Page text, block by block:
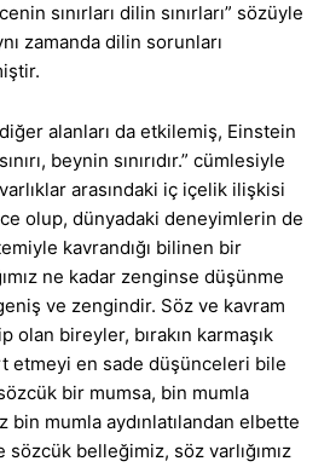
sınırları dilin sınırları” sözüyle
zamanda dilin sorunları
alanları da etkilemiş, Einstein
beynin sınırıdır.” cümlesiyle
arasındaki iç içelik ilişkisi
olup, dünyadaki deneyimlerin de
kavrandığı bilinen bir
ne kadar zenginse düşünme
ve zengindir. Söz ve kavram
olan bireyler, bırakın karmaşık
etmeyi en sade düşünceleri bile
bir mumsa, bin mumla
bin mumla aydınlatılandan elbette
sözcük belleğimiz, söz varlığımız